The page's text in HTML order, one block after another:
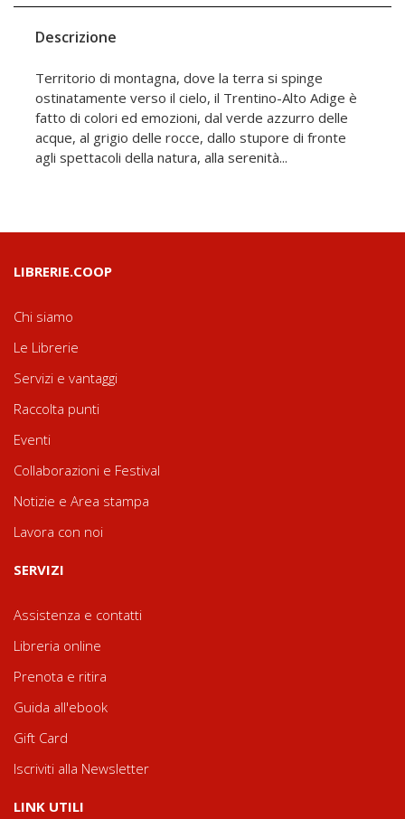
Descrizione
Territorio di montagna, dove la terra si spinge
ostinatamente verso il cielo, il Trentino-Alto Adige è
fatto di colori ed emozioni, dal verde azzurro delle
acque, al grigio delle rocce, dallo stupore di fronte
agli spettacoli della natura, alla serenità...
LIBRERIE.COOP
Chi siamo
Le Librerie
Servizi e vantaggi
Raccolta punti
Eventi
Collaborazioni e Festival
Notizie e Area stampa
Lavora con noi
SERVIZI
Assistenza e contatti
Libreria online
Prenota e ritira
Guida all'ebook
Gift Card
Iscriviti alla Newsletter
LINK UTILI